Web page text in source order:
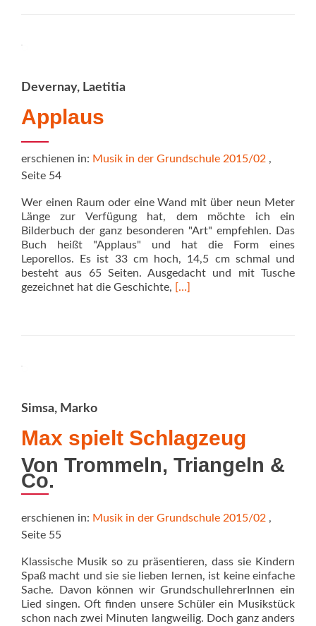
Devernay, Laetitia
Applaus
erschienen in: Musik in der Grundschule 2015/02 ,
Seite 54
Wer einen Raum oder eine Wand mit über neun Meter
Länge zur Verfügung hat, dem möchte ich ein
Bilderbuch der ganz besonderen "Art" empfehlen. Das
Buch heißt "Applaus" und hat die Form eines
Leporellos. Es ist 33 cm hoch, 14,5 cm schmal und
besteht aus 65 Seiten. Ausgedacht und mit Tusche
gezeichnet hat die Geschichte, Read
[…]
Simsa, Marko
Max spielt Schlagzeug
Von Trommeln, Triangeln &
Co.
erschienen in: Musik in der Grundschule 2015/02 ,
Seite 55
Klassische Musik so zu präsentieren, dass sie Kindern
Spaß macht und sie sie lieben lernen, ist keine einfache
Sache. Davon können wir GrundschullehrerInnen ein
Lied singen. Oft finden unsere Schüler ein Musikstück
schon nach zwei Minuten langweilig. Doch ganz anders